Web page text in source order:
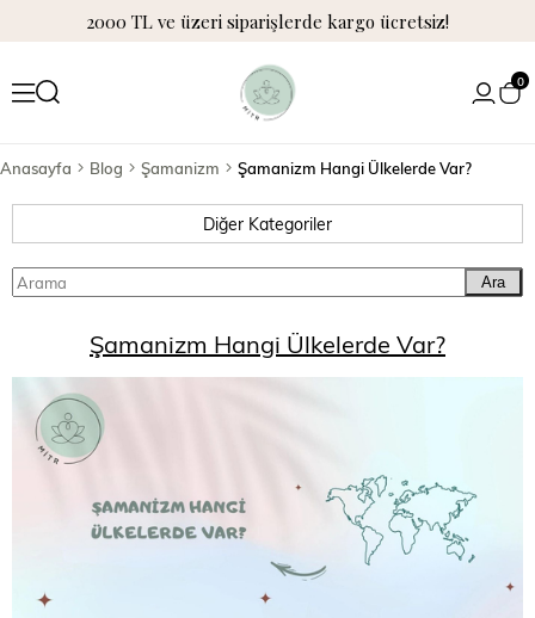
2000 TL ve üzeri siparişlerde kargo ücretsiz!
0
Anasayfa Blog Şamanizm Şamanizm Hangi Ülkelerde Var?
Diğer Kategoriler
Ara
Şamanizm Hangi Ülkelerde Var?